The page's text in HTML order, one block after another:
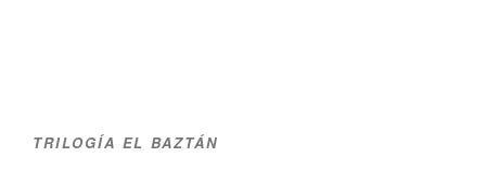
TRILOGÍA EL BAZTÁN